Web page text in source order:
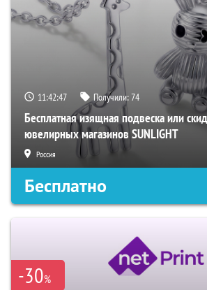
11:42:46 Получили:74
Бесплатная изящная подвеска или
ювелирных магазинов SUNLIGHT
Россия
Бесплатно
-30%